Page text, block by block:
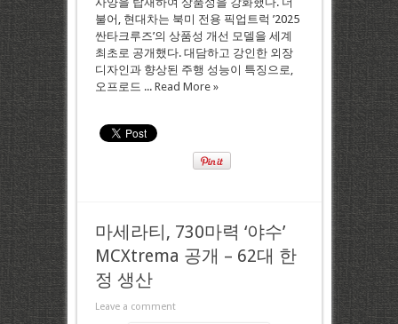
불어, 현대차는 북미 전용 픽업트럭 ’2025
싼타크루즈’의 상품성 개선 모델을 세계
최초로 공개했다. 대담하고 강인한 외장
디자인과 향상된 주행 성능이 특징으로,
오프로드 ... Read More »
마세라티, 730마력 ‘야수’
MCXtrema 공개 – 62대 한
정 생산
Leave a comment